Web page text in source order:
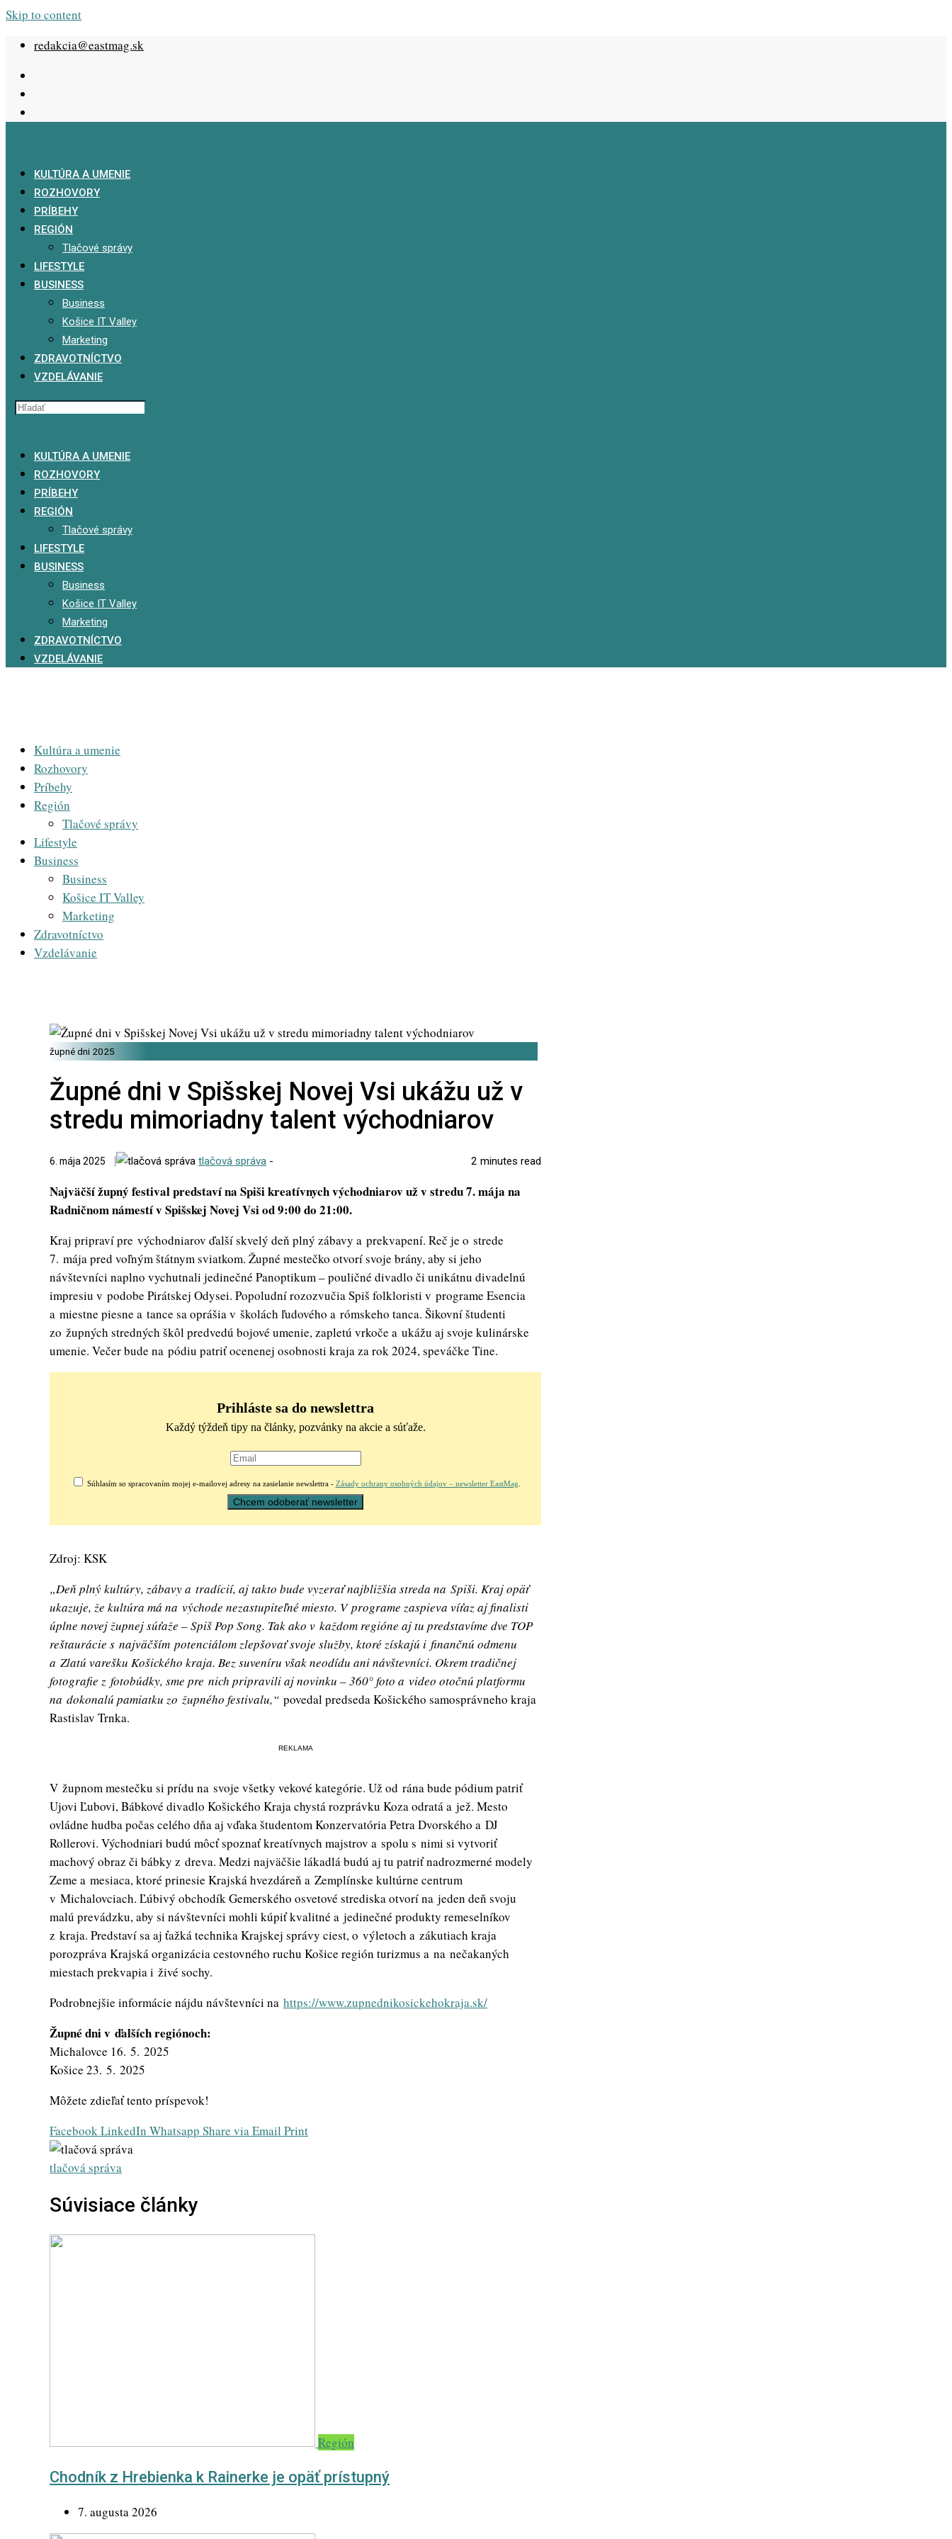
Skip to content
redakcia@eastmag.sk
KULTÚRA A UMENIE
ROZHOVORY
PRÍBEHY
REGIÓN
Tlačové správy
LIFESTYLE
BUSINESS
Business
Košice IT Valley
Marketing
ZDRAVOTNÍCTVO
VZDELÁVANIE
KULTÚRA A UMENIE
ROZHOVORY
PRÍBEHY
REGIÓN
Tlačové správy
LIFESTYLE
BUSINESS
Business
Košice IT Valley
Marketing
ZDRAVOTNÍCTVO
VZDELÁVANIE
Kultúra a umenie
Rozhovory
Príbehy
Región
Tlačové správy
Lifestyle
Business
Business
Košice IT Valley
Marketing
Zdravotníctvo
Vzdelávanie
župné dni 2025
Župné dni v Spišskej Novej Vsi ukážu už v
stredu mimoriadny talent východniarov
6. mája 2025 tlačová správa - 2 minutes read
Najväčší župný festival predstaví na Spiši kreatívnych východniarov už v stredu 7. mája na
Radničnom námestí v Spišskej Novej Vsi od 9:00 do 21:00.
Kraj pripraví pre východniarov ďalší skvelý deň plný zábavy a prekvapení. Reč je o strede
7. mája pred voľným štátnym sviatkom. Župné mestečko otvorí svoje brány, aby si jeho
návštevníci naplno vychutnali jedinečné Panoptikum – pouličné divadlo či unikátnu divadelnú
impresiu v podobe Pirátskej Odysei. Popoludní rozozvučia Spiš folkloristi v programe Esencia
a miestne piesne a tance sa oprášia v školách ľudového a rómskeho tanca. Šikovní študenti
zo župných stredných škôl predvedú bojové umenie, zapletú vrkoče a ukážu aj svoje kulinárske
umenie. Večer bude na pódiu patriť ocenenej osobnosti kraja za rok 2024, speváčke Tine.
Prihláste sa do newslettra
Každý týždeň tipy na články, pozvánky na akcie a súťaže.
Súhlasím so spracovaním mojej e-mailovej adresy na zasielanie newslettra - Zásady ochrany osobných údajov – newsletter EastMag
Zdroj: KSK
„Deň plný kultúry, zábavy a tradícií, aj takto bude vyzerať najbližšia streda na Spiši. Kraj opäť
ukazuje, že kultúra má na východe nezastupiteľné miesto. V programe zaspieva víťaz aj finalisti
úplne novej župnej súťaže – Spiš Pop Song. Tak ako v každom regióne aj tu predstavíme dve TOP
reštaurácie s najväčším potenciálom zlepšovať svoje služby, ktoré získajú i finančnú odmenu
a Zlatú varešku Košického kraja. Bez suveníru však neodídu ani návštevníci. Okrem tradičnej
fotografie z fotobúdky, sme pre nich pripravili aj novinku – 360° foto a video otočnú platformu
na dokonalú pamiatku zo župného festivalu,“ povedal predseda Košického samosprávneho kraja
Rastislav Trnka.
REKLAMA
V župnom mestečku si prídu na svoje všetky vekové kategórie. Už od rána bude pódium patriť
Ujovi Ľubovi, Bábkové divadlo Košického Kraja chystá rozprávku Koza odratá a jež. Mesto
ovládne hudba počas celého dňa aj vďaka študentom Konzervatória Petra Dvorského a DJ
Rollerovi. Východniari budú môcť spoznať kreatívnych majstrov a spolu s nimi si vytvoriť
machový obraz či bábky z dreva. Medzi najväčšie lákadlá budú aj tu patriť nadrozmerné modely
Zeme a mesiaca, ktoré prinesie Krajská hvezdáreň a Zemplínske kultúrne centrum
v Michalovciach. Ľúbivý obchodík Gemerského osvetové strediska otvorí na jeden deň svoju
malú prevádzku, aby si návštevníci mohli kúpiť kvalitné a jedinečné produkty remeselníkov
z kraja. Predstaví sa aj ťažká technika Krajskej správy ciest, o výletoch a zákutiach kraja
porozpráva Krajská organizácia cestovného ruchu Košice región turizmus a na nečakaných
miestach prekvapia i živé sochy.
Podrobnejšie informácie nájdu návštevníci na https://www.zupnednikosickehokraja.sk/
Župné dni v ďalších regiónoch:
Michalovce 16. 5. 2025
Košice 23. 5. 2025
Môžete zdieľať tento príspevok!
FacebookLinkedIn Whatsapp Share via Email Print
tlačová správa
Súvisiace články
Región
Chodník z Hrebienka k Rainerke je opäť prístupný
7. augusta 2026